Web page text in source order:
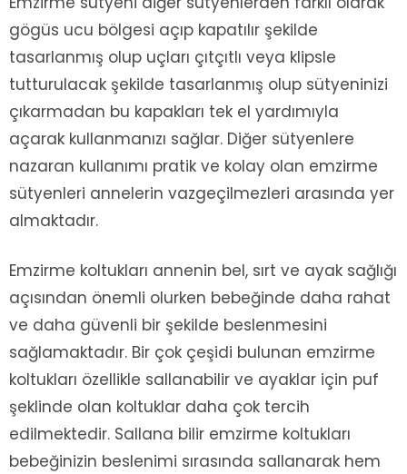
gögüs ucu bölgesi açıp kapatılır şekilde
tasarlanmış olup uçları çıtçıtlı veya klipsle
tutturulacak şekilde tasarlanmış olup sütyeninizi
çıkarmadan bu kapakları tek el yardımıyla
açarak kullanmanızı sağlar. Diğer sütyenlere
nazaran kullanımı pratik ve kolay olan emzirme
sütyenleri annelerin vazgeçilmezleri arasında yer
almaktadır.
Emzirme koltukları annenin bel, sırt ve ayak sağlığı
açısından önemli olurken bebeğinde daha rahat
ve daha güvenli bir şekilde beslenmesini
sağlamaktadır. Bir çok çeşidi bulunan emzirme
koltukları özellikle sallanabilir ve ayaklar için puf
şeklinde olan koltuklar daha çok tercih
edilmektedir. Sallana bilir emzirme koltukları
bebeğinizin beslenimi sırasında sallanarak hem